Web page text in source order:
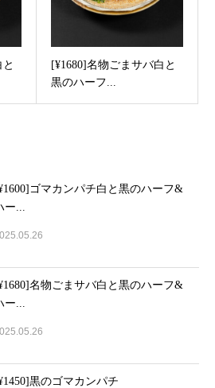
[¥1680]名物ごまサバ白と
黒のハーフ...
ゴマカンパチ白と黒のハーフ&
ー...
名物ごまサバ白と黒のハーフ&
ー...
黒のゴマカンパチ